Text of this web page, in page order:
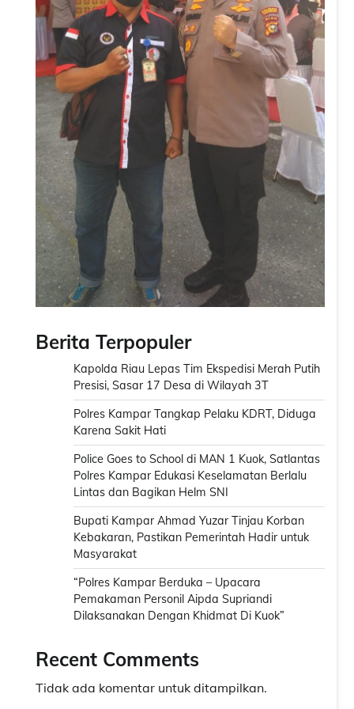
Berita Terpopuler
Kapolda Riau Lepas Tim Ekspedisi Merah Putih
Presisi, Sasar 17 Desa di Wilayah 3T
Polres Kampar Tangkap Pelaku KDRT, Diduga
Karena Sakit Hati
Police Goes to School di MAN 1 Kuok, Satlantas
Polres Kampar Edukasi Keselamatan Berlalu
Lintas dan Bagikan Helm SNI
Bupati Kampar Ahmad Yuzar Tinjau Korban
Kebakaran, Pastikan Pemerintah Hadir untuk
Masyarakat
“Polres Kampar Berduka – Upacara
Pemakaman Personil Aipda Supriandi
Dilaksanakan Dengan Khidmat Di Kuok”
Recent Comments
Tidak ada komentar untuk ditampilkan.